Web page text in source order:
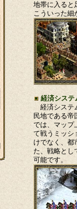
地帯に入ると
こういった細
経済システ
経済システ
民地である帝
では、マップ
て戦うミッシ
けでなく、都
た、戦略とし
可能です。